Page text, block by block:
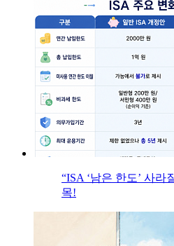
“ISA ‘남은 한도’ 사라
목!